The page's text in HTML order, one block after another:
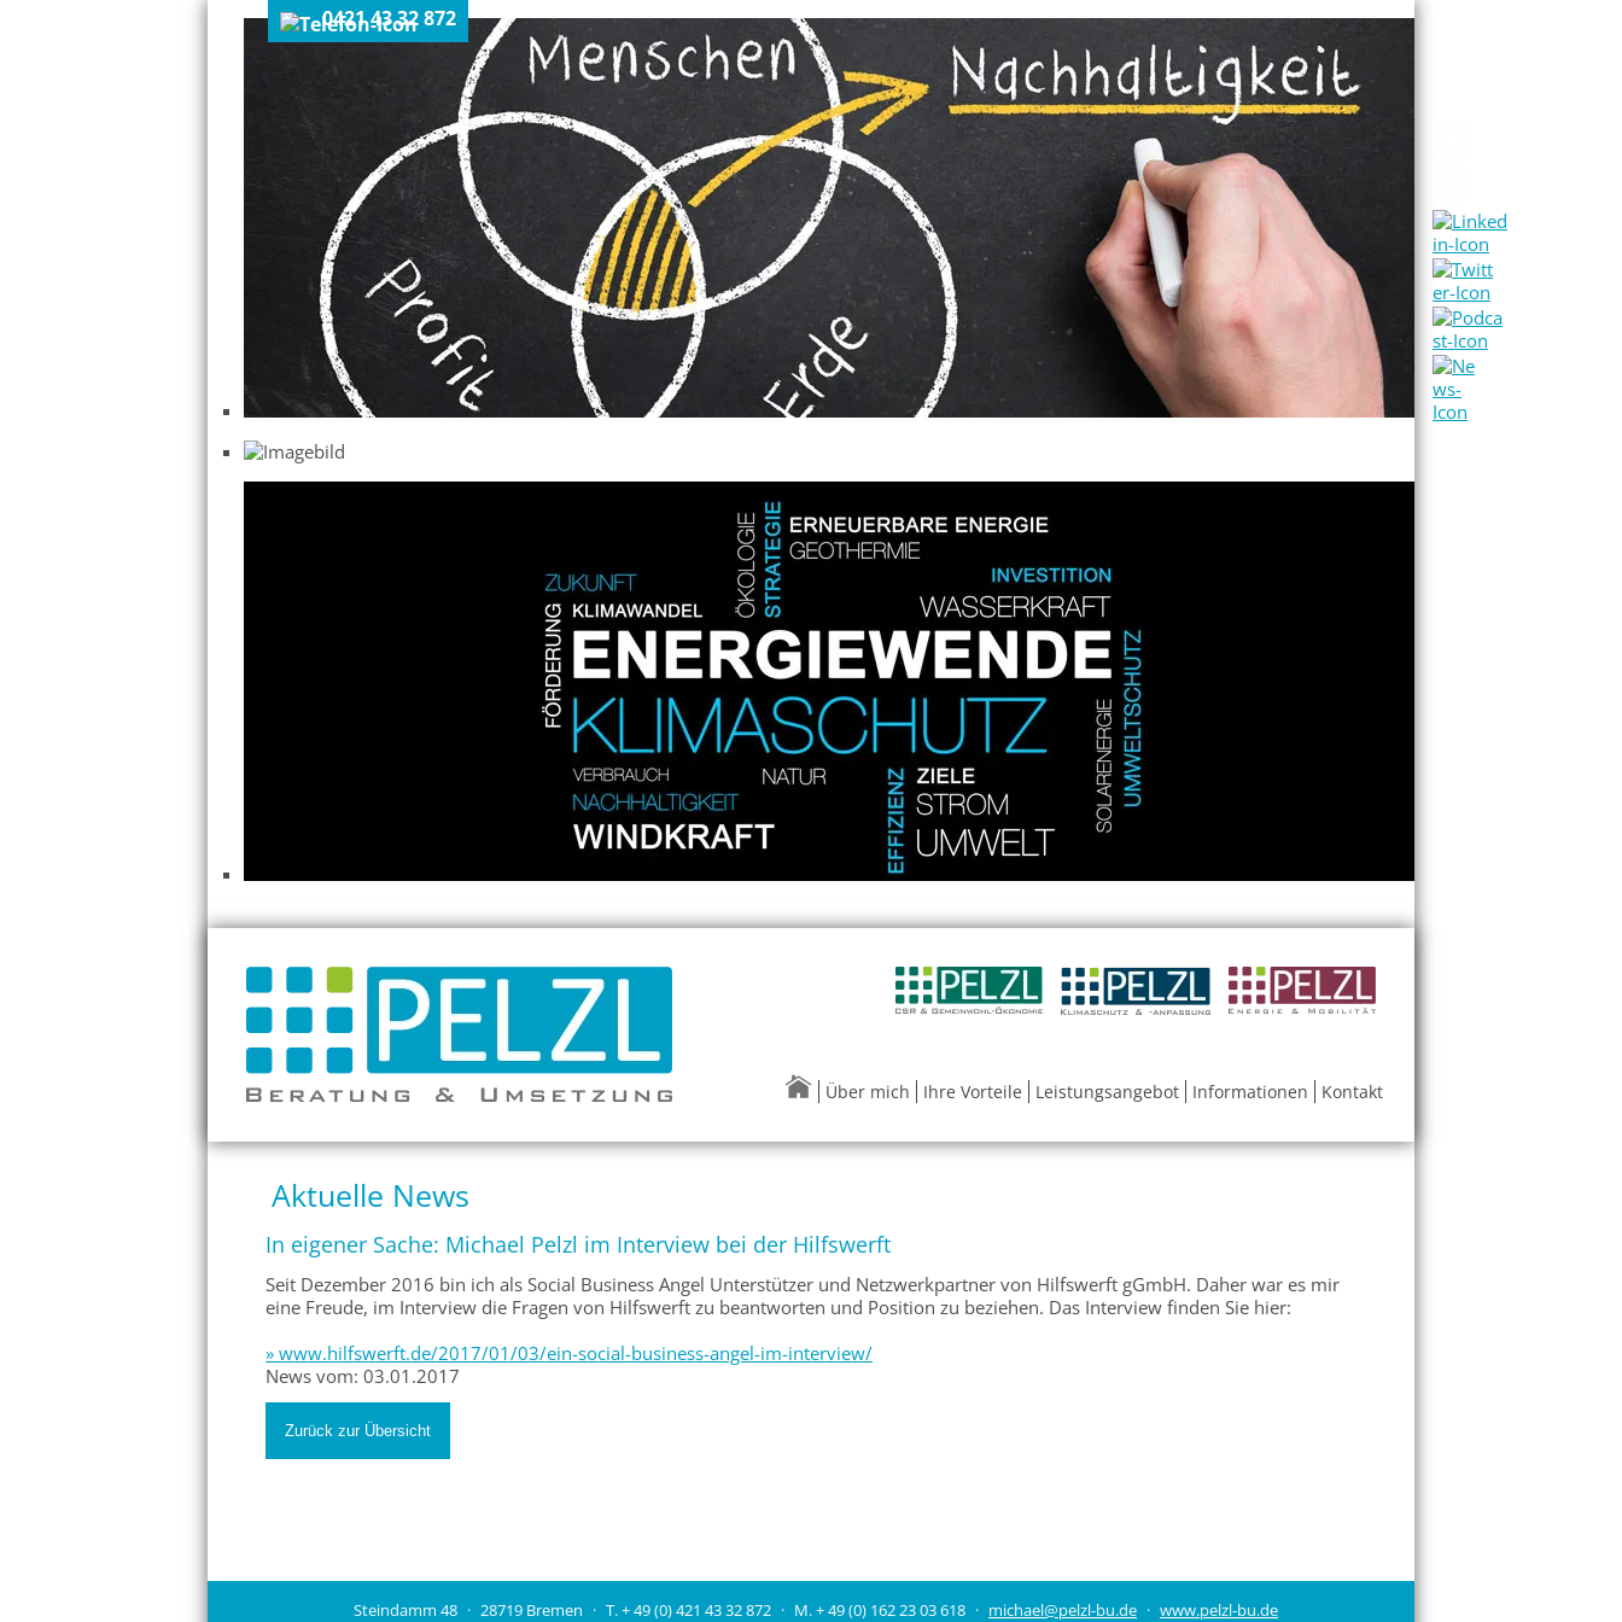
0421 43 32 872
Über mich Ihre Vorteile Leistungsangebot Informationen Kontakt
Aktuelle News
In eigener Sache: Michael Pelzl im Interview bei der Hilfswerft
Seit Dezember 2016 bin ich als Social Business Angel Unterstützer und Netzwerkpartner von Hilfswerft gGmbH. Daher war es mir
eine Freude, im Interview die Fragen von Hilfswerft zu beantworten und Position zu beziehen. Das Interview finden Sie hier:
» www.hilfswerft.de/2017/01/03/ein-social-business-angel-im-interview/
News vom: 03.01.2017
Zurück zur Übersicht
Steindamm 48 28719 Bremen T. + 49 (0) 421 43 32 872 M. + 49 (0) 162 23 03 618 michael@pelzl-bu.de www.pelzl-bu.de